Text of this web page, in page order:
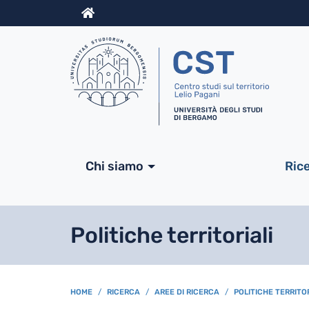
Info
Navigazione
Chi siamo
Politiche territoriali
BREADCRUMB
HOME RICERCA AREE DI RICERCA POLITICHE